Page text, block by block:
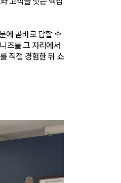
에 곧바로 답할 수
즈를 그 자리에서
직접 경험한 뒤 쇼